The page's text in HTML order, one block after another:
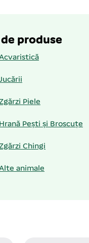
produse
Piele
Hrană Pești și Broscuțe
Chingi
animale